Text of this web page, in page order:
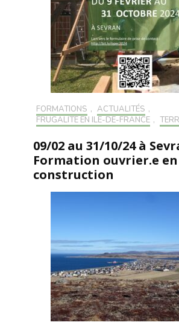
FORMATIONS , ACTUALITÉS ,
FRUGALITÉ EN ILE-DE-FRANCE ,
09/02 au 31/10/24 à
Formation ouvrier.e en
construction